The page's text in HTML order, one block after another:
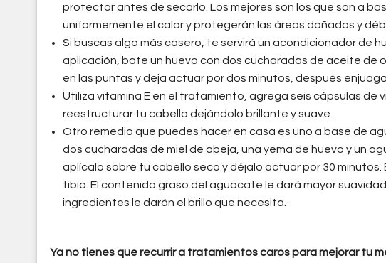
protector antes de secarlo. Los mejores son los que son a
uniformemente el calor y protegerán las áreas dañadas y
Si buscas algo más casero, te servirá un acondicionador de
aplicación, bate un huevo con dos cucharadas de aceite de
en las puntas y deja actuar por dos minutos, después
Utiliza vitamina E en el tratamiento, agrega seis cápsulas de
reestructurar tu cabello dejándolo brillante y suave.
Otro remedio que puedes hacer en casa es uno a base de
dos cucharadas de miel de abeja, una yema de huevo y un
aplícalo sobre tu cabello seco y déjalo actuar por 30
tibia. El contenido graso del aguacate le dará mayor
ingredientes le darán el brillo que necesita.
Ya no tienes que recurrir a tratamientos caros para mejorar tu